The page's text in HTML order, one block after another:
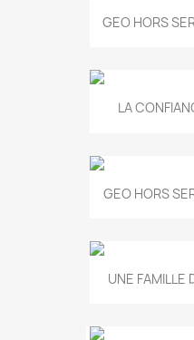
GEO HORS
LA
GEO HORS
UNE FAMILLE